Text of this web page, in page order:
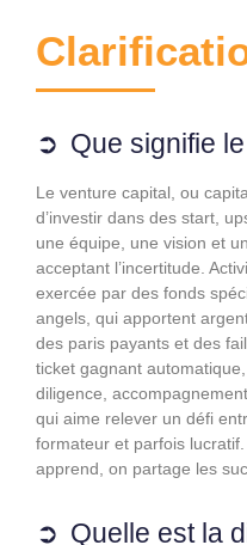
Que signifie
Le venture capital, ou
d’investir dans des start,
une équipe, une vision et
acceptant l’incertitude.
exercée par des fonds
angels, qui apportent
des paris payants et des
ticket gagnant
diligence,
qui aime relever un défi
formateur et parfois
apprend, on partage les
Quelle est la